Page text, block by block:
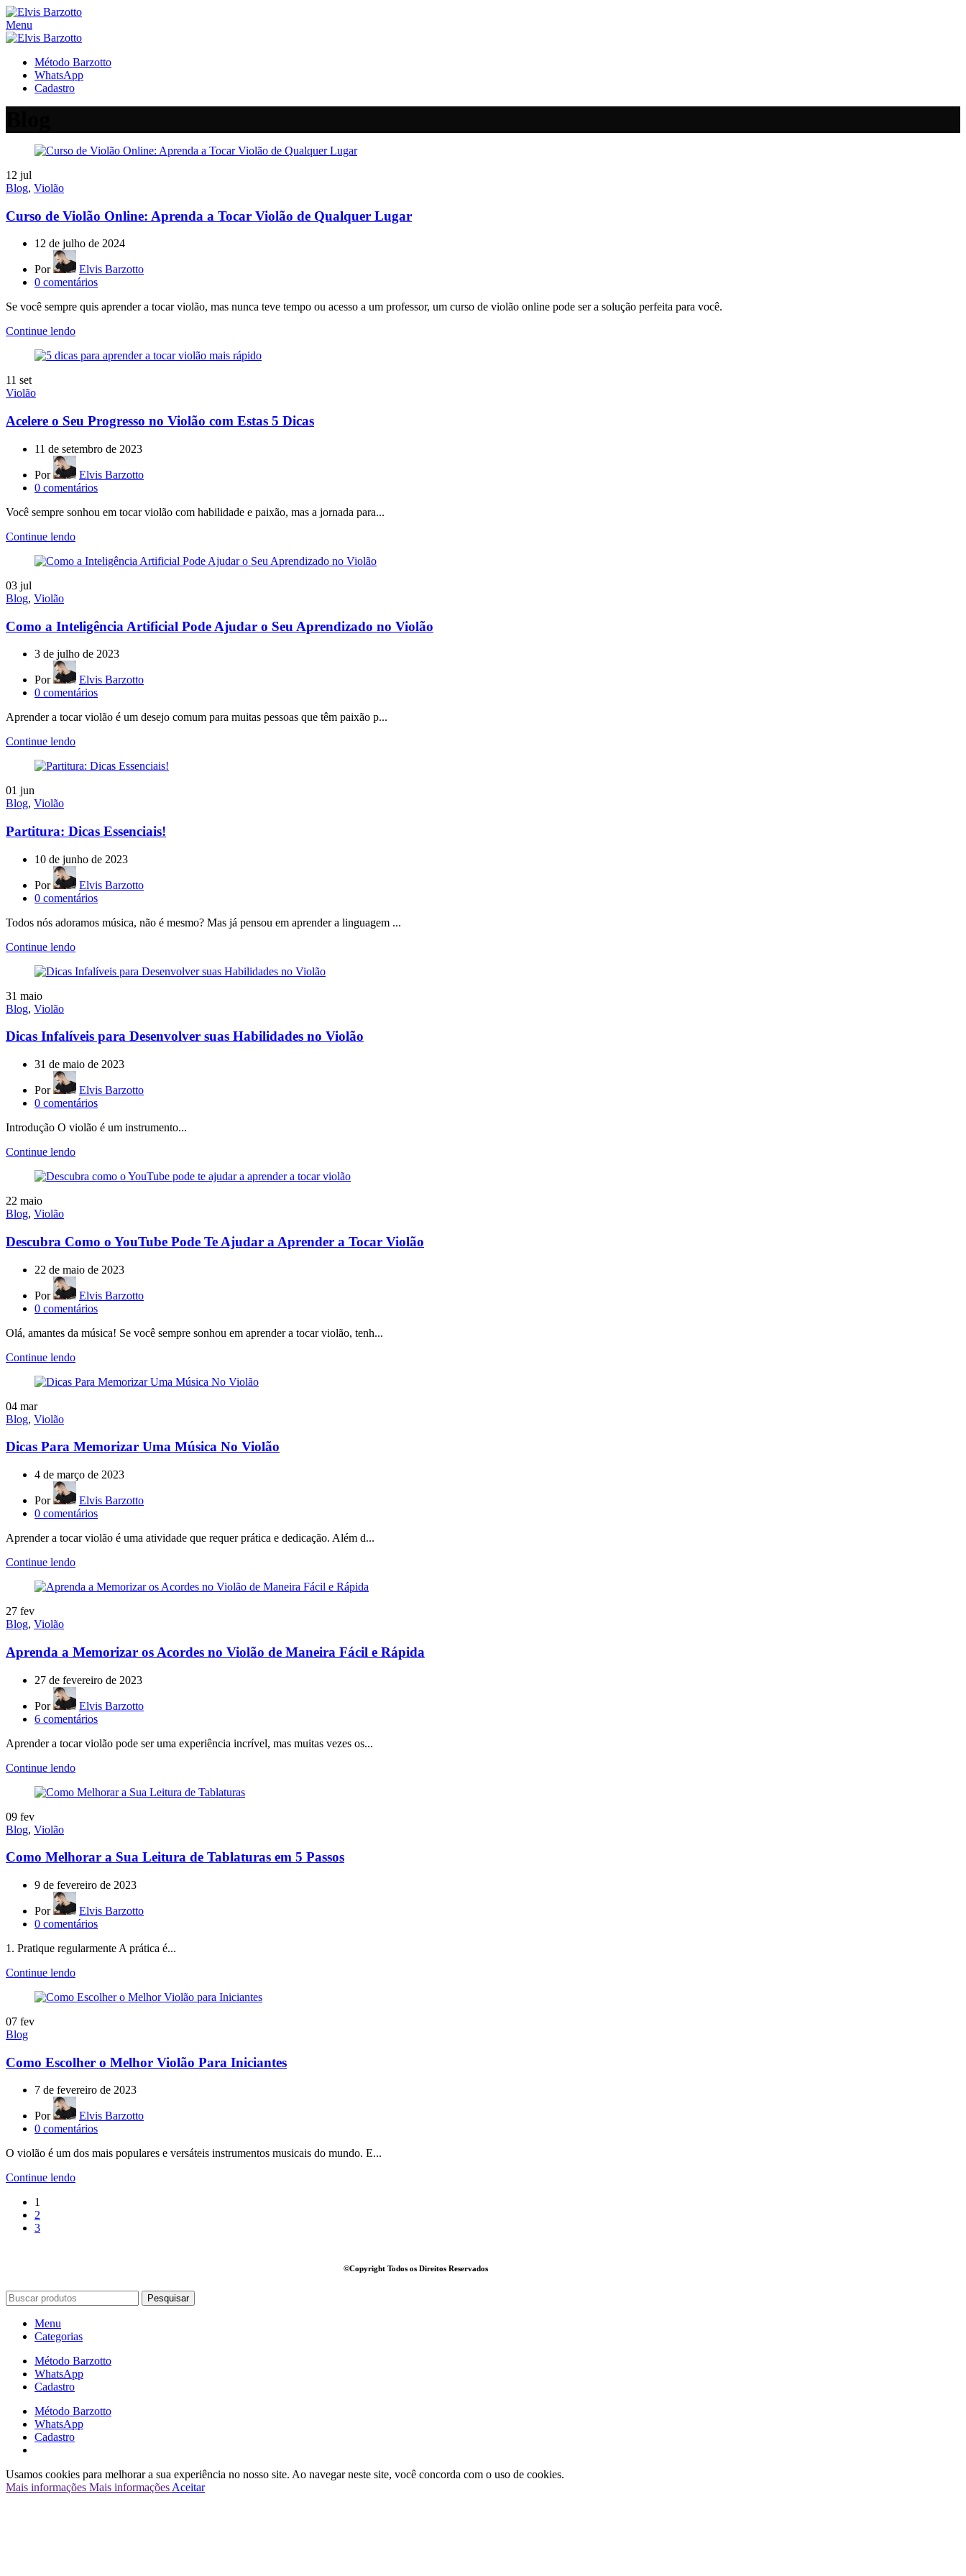
Menu
Método Barzotto
WhatsApp
Cadastro
12 jul
Blog, Violão
Curso de Violão Online: Aprenda a Tocar Violão de Qualquer Lugar
12 de julho de 2024
Por
Elvis Barzotto
0 comentários
Se você sempre quis aprender a tocar violão, mas nunca teve tempo ou acesso a um professor, um curso de violão online pode ser a solução perfeita para você.
Continue lendo
11 set
Violão
Acelere o Seu Progresso no Violão com Estas 5 Dicas
11 de setembro de 2023
Por
Elvis Barzotto
0 comentários
Você sempre sonhou em tocar violão com habilidade e paixão, mas a jornada para...
Continue lendo
03 jul
Blog, Violão
Como a Inteligência Artificial Pode Ajudar o Seu Aprendizado no Violão
3 de julho de 2023
Por
Elvis Barzotto
0 comentários
Aprender a tocar violão é um desejo comum para muitas pessoas que têm paixão p...
Continue lendo
01 jun
Blog, Violão
Partitura: Dicas Essenciais!
10 de junho de 2023
Por
Elvis Barzotto
0 comentários
Todos nós adoramos música, não é mesmo? Mas já pensou em aprender a linguagem ...
Continue lendo
31 maio
Blog, Violão
Dicas Infalíveis para Desenvolver suas Habilidades no Violão
31 de maio de 2023
Por
Elvis Barzotto
0 comentários
Introdução O violão é um instrumento...
Continue lendo
22 maio
Blog, Violão
Descubra Como o YouTube Pode Te Ajudar a Aprender a Tocar Violão
22 de maio de 2023
Por
Elvis Barzotto
0 comentários
Olá, amantes da música! Se você sempre sonhou em aprender a tocar violão, tenh...
Continue lendo
04 mar
Blog, Violão
Dicas Para Memorizar Uma Música No Violão
4 de março de 2023
Por
Elvis Barzotto
0 comentários
Aprender a tocar violão é uma atividade que requer prática e dedicação. Além d...
Continue lendo
27 fev
Blog, Violão
Aprenda a Memorizar os Acordes no Violão de Maneira Fácil e Rápida
27 de fevereiro de 2023
Por
Elvis Barzotto
6 comentários
Aprender a tocar violão pode ser uma experiência incrível, mas muitas vezes os...
Continue lendo
09 fev
Blog, Violão
Como Melhorar a Sua Leitura de Tablaturas em 5 Passos
9 de fevereiro de 2023
Por
Elvis Barzotto
0 comentários
1. Pratique regularmente A prática é...
Continue lendo
07 fev
Blog
Como Escolher o Melhor Violão Para Iniciantes
7 de fevereiro de 2023
Por
Elvis Barzotto
0 comentários
O violão é um dos mais populares e versáteis instrumentos musicais do mundo. E...
Continue lendo
1
2
3
©Copyright Todos os Direitos Reservados
Pesquisar
Menu
Categorias
Método Barzotto
WhatsApp
Cadastro
Método Barzotto
WhatsApp
Cadastro
Usamos cookies para melhorar a sua experiência no nosso site. Ao navegar neste site, você concorda com o uso de cookies.
Mais informações Mais informações Aceitar